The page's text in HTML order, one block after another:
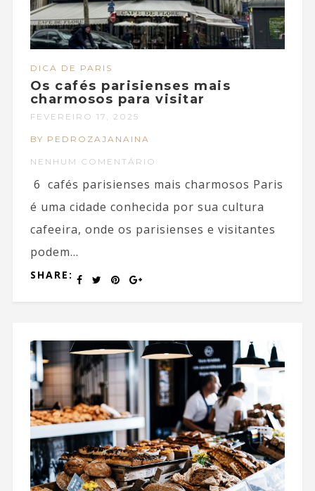
DICA DE PARIS
Os cafés parisienses mais
charmosos para visitar
FEVEREIRO 17, 2025
BY PEDROZAJANAINA
NENHUM COMENTÁRIO
6 cafés parisienses mais charmosos Paris
é uma cidade conhecida por sua cultura
cafeeira, onde os parisienses e visitantes
podem...
SHARE: